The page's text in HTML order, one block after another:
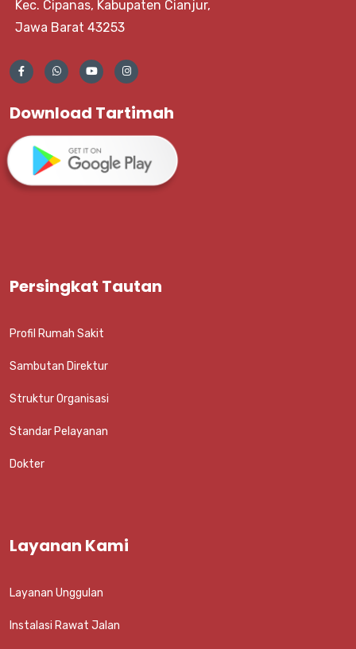
Kec. Cipanas, Kabupaten Cianjur,
Jawa Barat 43253
Download Tartimah
Persingkat Tautan
Profil Rumah Sakit
Sambutan Direktur
Struktur Organisasi
Standar Pelayanan
Dokter
Layanan Kami
Layanan Unggulan
Instalasi Rawat Jalan